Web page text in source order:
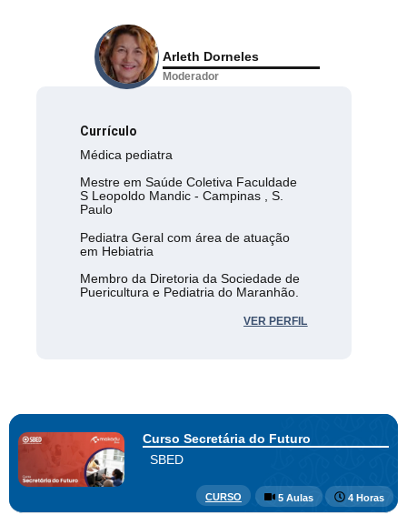
Arleth Dorneles
Moderador
Currículo
Médica pediatra
Mestre em Saúde Coletiva Faculdade
S Leopoldo Mandic - Campinas , S.
Paulo
Pediatra Geral com área de atuação
em Hebiatria
Membro da Diretoria da Sociedade de
Puericultura e Pediatria do Maranhão.
VER PERFIL
Curso Secretária do Futuro
SBED
CURSO 5 Aulas 4 Horas